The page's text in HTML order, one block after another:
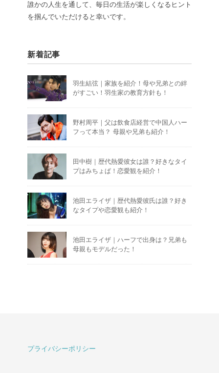
誰かの人生を通して、毎日の生活が楽しくなるヒント
を掴んでいただけると幸いです。
新着記事
羽生結弦｜家族を紹介！母や兄弟との絆
がすごい！羽生家の教育方針も！
野村周平｜父は飲食店経営で中国人ハー
フって本当？ 母親や兄弟も紹介！
田中樹｜歴代熱愛彼女は誰？好きなタイ
プはみちょぱ！恋愛観を紹介！
池田エライザ｜歴代熱愛彼氏は誰？好き
なタイプや恋愛観も紹介！
池田エライザ｜ハーフで出身は？兄弟も
母親もモデルだった！
プライバシーポリシー